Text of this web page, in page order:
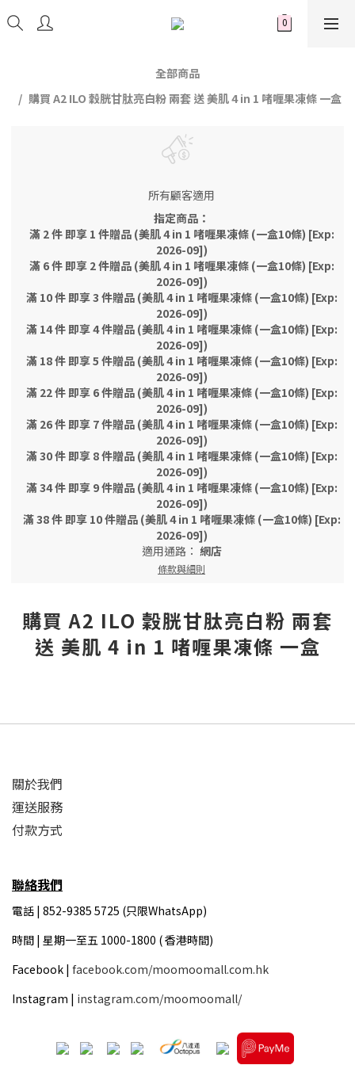
全部商品
購買 A2 ILO 穀胱甘肽亮白粉 兩套 送 美肌 4 in 1 啫喱果凍條 一盒
所有顧客適用
指定商品：
滿 2 件 即享 1 件贈品 (美肌 4 in 1 啫喱果凍條 (一盒10條) [Exp:
2026-09])
滿 6 件 即享 2 件贈品 (美肌 4 in 1 啫喱果凍條 (一盒10條) [Exp:
2026-09])
滿 10 件 即享 3 件贈品 (美肌 4 in 1 啫喱果凍條 (一盒10條) [Exp:
2026-09])
滿 14 件 即享 4 件贈品 (美肌 4 in 1 啫喱果凍條 (一盒10條) [Exp:
2026-09])
滿 18 件 即享 5 件贈品 (美肌 4 in 1 啫喱果凍條 (一盒10條) [Exp:
2026-09])
滿 22 件 即享 6 件贈品 (美肌 4 in 1 啫喱果凍條 (一盒10條) [Exp:
2026-09])
滿 26 件 即享 7 件贈品 (美肌 4 in 1 啫喱果凍條 (一盒10條) [Exp:
2026-09])
滿 30 件 即享 8 件贈品 (美肌 4 in 1 啫喱果凍條 (一盒10條) [Exp:
2026-09])
滿 34 件 即享 9 件贈品 (美肌 4 in 1 啫喱果凍條 (一盒10條) [Exp:
2026-09])
滿 38 件 即享 10 件贈品 (美肌 4 in 1 啫喱果凍條 (一盒10條) [Exp:
2026-09])
適用通路： 網店
條款與細則
購買 A2 ILO 穀胱甘肽亮白粉 兩套
送 美肌 4 in 1 啫喱果凍條 一盒
關於我們
運送服務
付款方式
聯絡我們
電話 | 852-9385 5725 (只限WhatsApp)
時間 | 星期一至五 1000-1800 ( 香港時間)
Facebook | facebook.com/moomoomall.com.hk
Instagram | instagram.com/moomoomall/